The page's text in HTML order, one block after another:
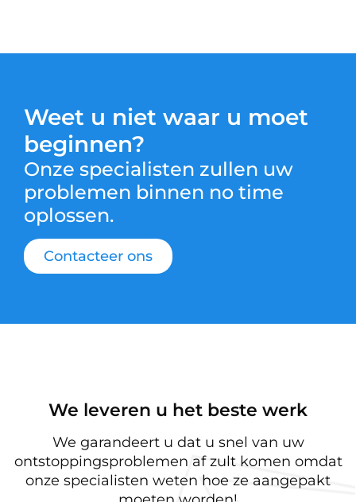
Weet u niet waar u moet
beginnen?
Onze specialisten zullen uw
problemen binnen no time
oplossen.
Contacteer ons
We leveren u het beste werk
We garandeert u dat u snel van uw
ontstoppingsproblemen af zult komen omdat
onze specialisten weten hoe ze aangepakt